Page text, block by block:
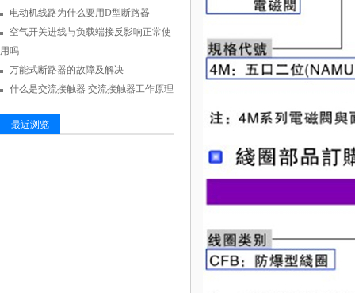
电动机线路为什么要用D型断路器
空气开关进线与负载端接反影响正常使
用吗
万能式断路器的故障及解决
什么是交流接触器 交流接触器工作原理
最近浏览